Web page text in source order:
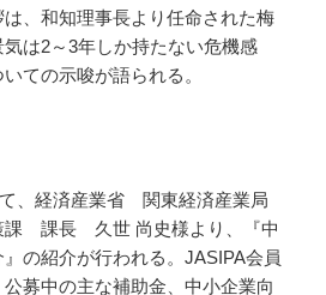
、和知理事長より任命された梅
は2～3年しか持たない危機感
ての示唆が語られる。
、経済産業省 関東経済産業局
課長 久世 尚史様より、『中
の紹介が行われる。JASIPA会員
募中の主な補助金、中小企業向